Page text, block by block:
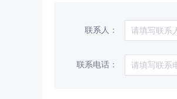
联系人：
联系电话：